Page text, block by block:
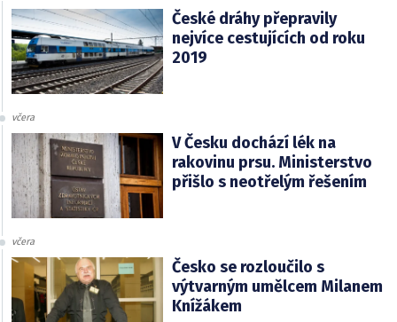
České dráhy přepravily
nejvíce cestujících od roku
2019
včera
V Česku dochází lék na
rakovinu prsu. Ministerstvo
přišlo s neotřelým řešením
včera
Česko se rozloučilo s
výtvarným umělcem Milanem
Knížákem